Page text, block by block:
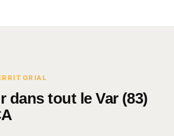
dans tout le Var (83)